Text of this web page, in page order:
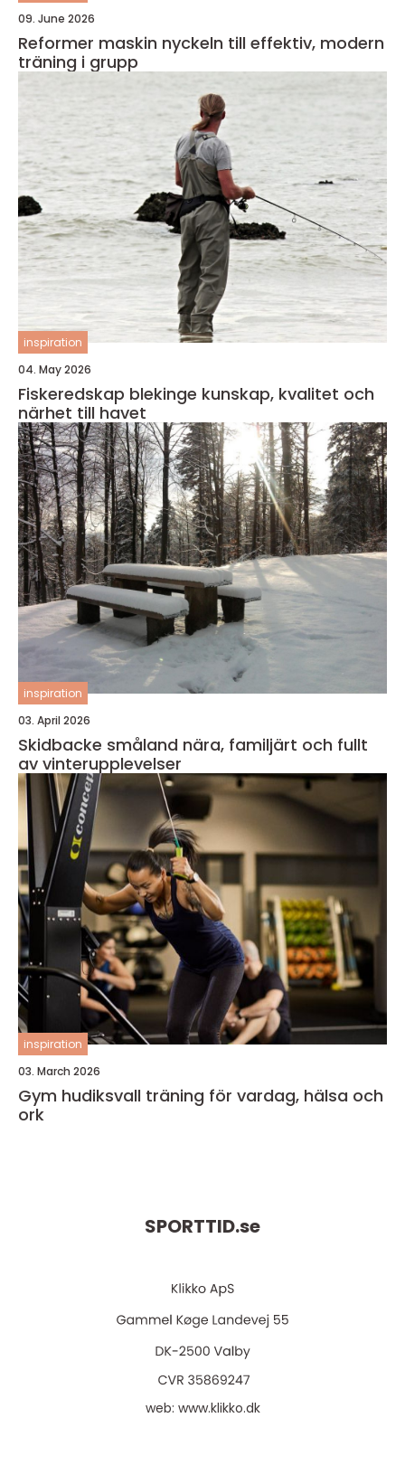
09. June 2026
Reformer maskin nyckeln till effektiv, modern
träning i grupp
inspiration
04. May 2026
Fiskeredskap blekinge kunskap, kvalitet och
närhet till havet
inspiration
03. April 2026
Skidbacke småland nära, familjärt och fullt
av vinterupplevelser
inspiration
03. March 2026
Gym hudiksvall träning för vardag, hälsa och
ork
SPORTTID.se
web: www.klikko.dk